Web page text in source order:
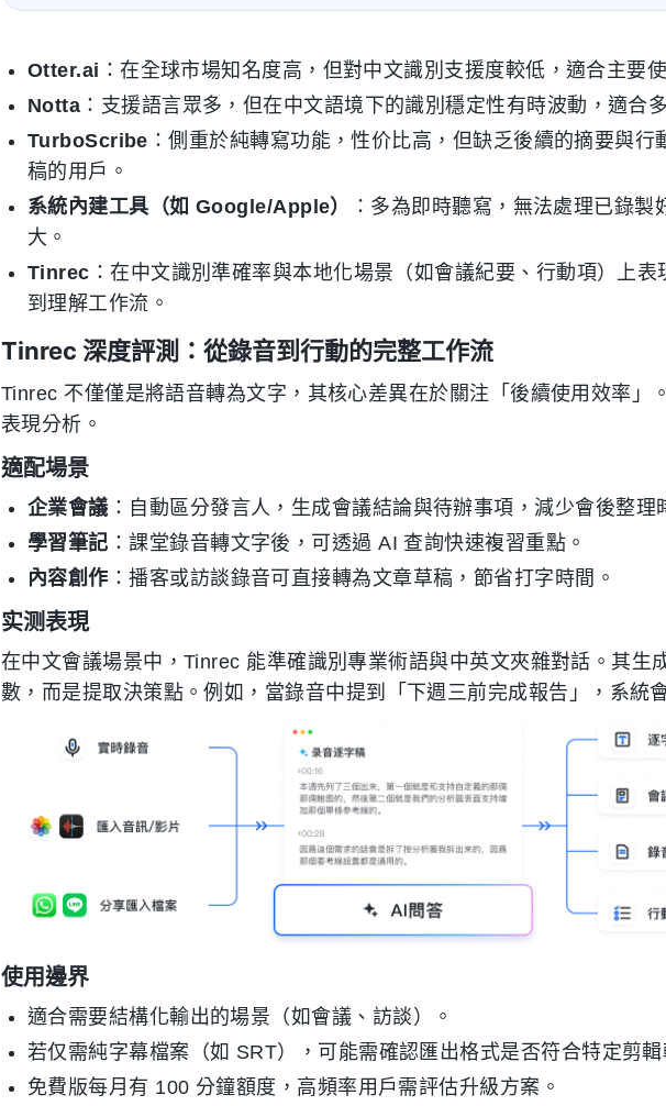
Otter.ai ：在全球市場知名度高，但對中文識別支援度較低，適合主要
Notta ：支援語言眾多，但在中文語境下的識別穩定性有時波動，適合
TurboScribe ：側重於純轉寫功能，性价比高，但缺乏後續的摘要與行
稿的用戶。
系統內建工具（如 Google/Apple）
：多為即時聽寫，無法處理已錄
大。
Tinrec ：在中文識別準確率與本地化場景（如會議紀要、行動項）上
到理解工作流。
Tinrec 深度評測：從錄音到行動的完整工作流
Tinrec 不僅僅是將語音轉為文字，其核心差異在於關注「後續使用效率」
表現分析。
適配場景
企業會議 ：自動區分發言人，生成會議結論與待辦事項，減少會後整理
學習筆記 ：課堂錄音轉文字後，可透過 AI 查詢快速複習重點。
內容創作 ：播客或訪談錄音可直接轉為文章草稿，節省打字時間。
实测表現
在中文會議場景中，Tinrec 能準確識別專業術語與中英文夾雜對話。其生
數，而是提取決策點。例如，當錄音中提到「下週三前完成報告」，系統
使用邊界
適合需要結構化輸出的場景（如會議、訪談）。
若仅需純字幕檔案（如 SRT），可能需確認匯出格式是否符合特定剪輯
免費版每月有 100 分鐘額度，高頻率用戶需評估升級方案。